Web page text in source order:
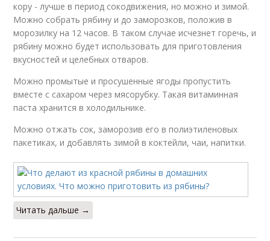
кору - лучше в период сокодвижения, но можно и зимой.
Можно собрать рябину и до заморозков, положив в
морозилку на 12 часов. В таком случае исчезнет горечь, и
рябину можно будет использовать для приготовления
вкусностей и целебных отваров.
Можно промытые и просушенные ягоды пропустить
вместе с сахаром через мясорубку. Такая витаминная
паста хранится в холодильнике.
Можно отжать сок, заморозив его в полиэтиленовых
пакетиках, и добавлять зимой в коктейли, чаи, напитки.
Читать дальше →